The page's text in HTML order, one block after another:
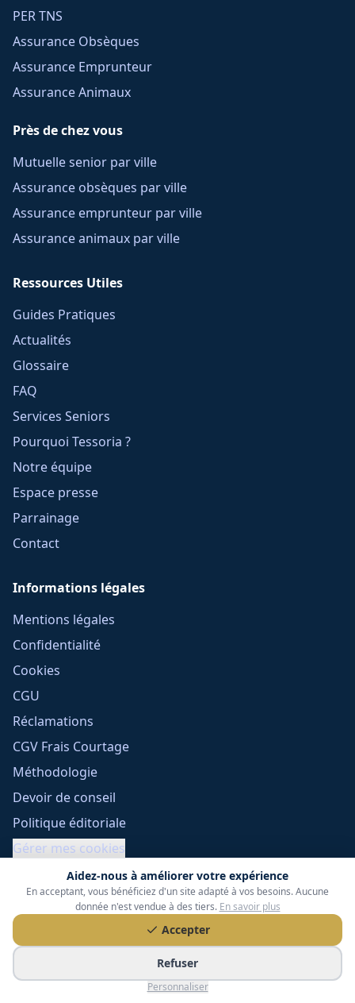
Aidez-nous à améliorer votre expérience
En acceptant, vous bénéficiez d'un site adapté à vos besoins. Aucune
donnée n'est vendue à des tiers. En savoir plus
Accepter
Refuser
Personnaliser
PER TNS
Assurance Obsèques
Assurance Emprunteur
Assurance Animaux
Près de chez vous
Mutuelle senior par ville
Assurance obsèques par ville
Assurance emprunteur par ville
Assurance animaux par ville
Ressources Utiles
Guides Pratiques
Actualités
Glossaire
FAQ
Services Seniors
Pourquoi Tessoria ?
Notre équipe
Espace presse
Parrainage
Contact
Informations légales
Mentions légales
Confidentialité
Cookies
CGU
Réclamations
CGV Frais Courtage
Méthodologie
Devoir de conseil
Politique éditoriale
Gérer mes cookies
ORIAS n° 25007309 - RCS 990 206 179 - Membre du réseau